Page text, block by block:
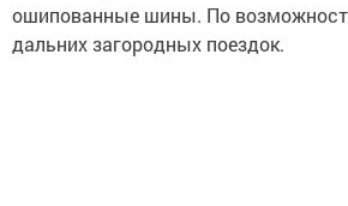
ошипованные шины. По
дальних загородных поездок.